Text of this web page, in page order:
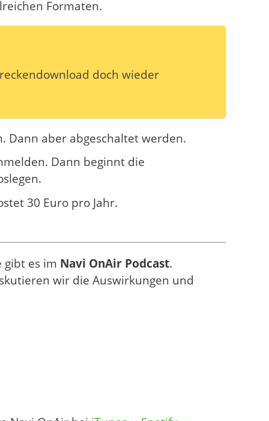
Formaten.
doch wieder
Dann aber abgeschaltet werden.
Dann beginnt die
30 Euro pro Jahr.
gibt es im Navi OnAir Podcast.
wir die Auswirkungen und